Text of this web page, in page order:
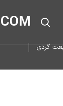
COM
گردی